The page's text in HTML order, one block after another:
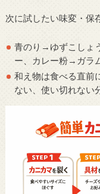
次に試したい味変・保
青のり→ゆずこしょ
ー、カレー粉→ガラ
和え物は食べる直前
ない、使い切れない